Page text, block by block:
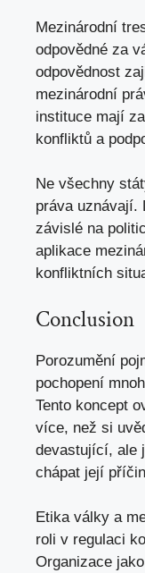
Mezinárodní
odpovědné za
odpovědnost
mezinárodní
instituce mají
konfliktů a
Ne všechny
práva uznávají.
závislé na
aplikace
konfliktních
Conclusion
Porozumění
pochopení
Tento koncept
více, než si
devastující, ale
chápat její
Etika války a
roli v regulaci
Organizace